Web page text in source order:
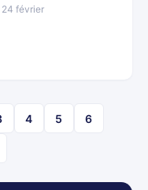
24 février
4 5 6